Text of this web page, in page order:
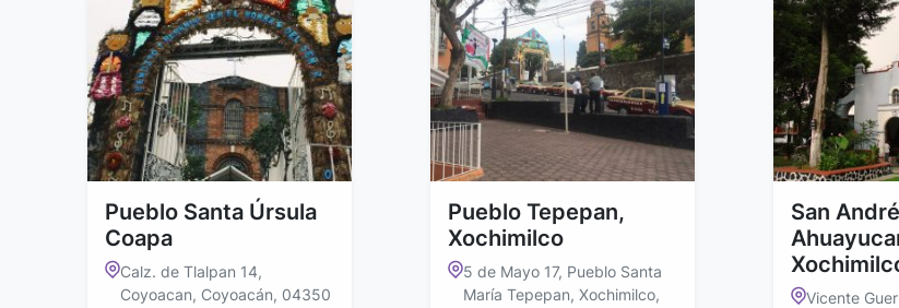
Pueblo Santa Úrsula
Coapa
Calz. de Tlalpan 14,
Coyoacan, Coyoacán, 04350
Pueblo Tepepan,
Xochimilco
5 de Mayo 17, Pueblo Santa
María Tepepan, Xochimilco,
San
Vicente